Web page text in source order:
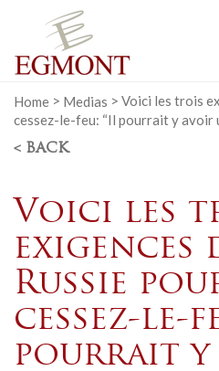
Home > Medias > Voici les trois
cessez-le-feu: “Il pourrait y avoir
< BACK
Voici les
exigences
Russie
cessez-le-
pourrait y